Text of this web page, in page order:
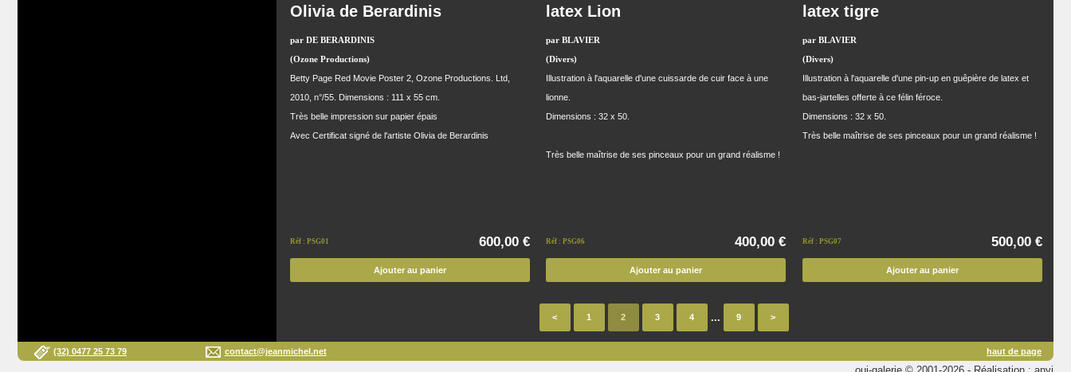
Olivia de Berardinis
par DE BERARDINIS
(Ozone Productions)
Betty Page Red Movie Poster 2, Ozone Productions. Ltd,
2010, n°/55. Dimensions : 111 x 55 cm.
Très belle impression sur papier épais
Avec Certificat signé de l'artiste Olivia de Berardinis
Réf : PSG01 600,00 €
Ajouter au panier
latex Lion
par BLAVIER
(Divers)
Illustration à l'aquarelle d'une cuissarde de cuir face à une
lionne.
Dimensions : 32 x 50.
Très belle maîtrise de ses pinceaux pour un grand réalisme !
Réf : PSG06 400,00 €
Ajouter au panier
latex tigre
par BLAVIER
(Divers)
Illustration à l'aquarelle d'une pin-up en guêpière de latex et
bas-jartelles offerte à ce félin féroce.
Dimensions : 32 x 50.
Très belle maîtrise de ses pinceaux pour un grand réalisme !
Réf : PSG07 500,00 €
Ajouter au panier
< 1 2 3 4 ... 9 >
(32) 0477 25 73 79 contact@jeanmichel.net haut de page